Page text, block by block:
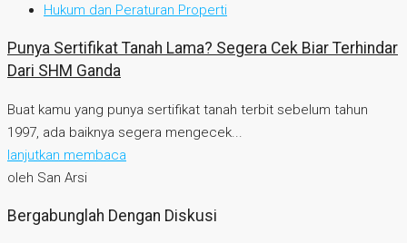
Hukum dan Peraturan Properti
Punya Sertifikat Tanah Lama? Segera Cek Biar Terhindar
Dari SHM Ganda
Buat kamu yang punya sertifikat tanah terbit sebelum tahun
1997, ada baiknya segera mengecek...
lanjutkan membaca
oleh San Arsi
Bergabunglah Dengan Diskusi